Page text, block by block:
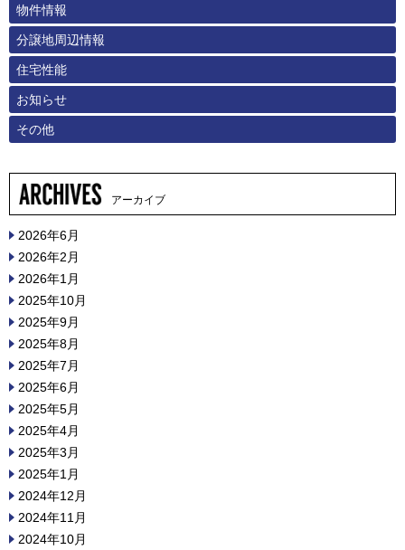
物件情報
分譲地周辺情報
住宅性能
お知らせ
その他
アーカイブ
2026年6月
2026年2月
2026年1月
2025年10月
2025年9月
2025年8月
2025年7月
2025年6月
2025年5月
2025年4月
2025年3月
2025年1月
2024年12月
2024年11月
2024年10月